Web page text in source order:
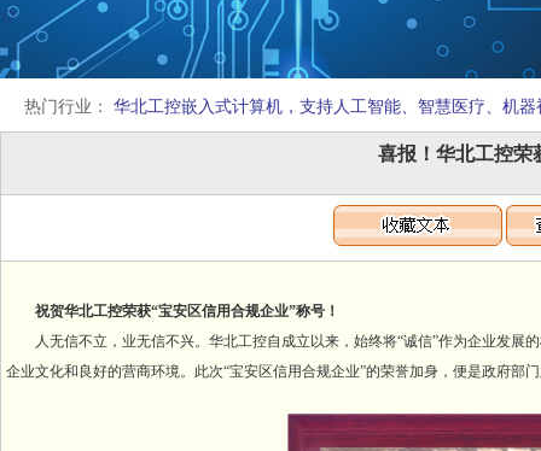
热门行业： 华北工控嵌入式计算机，支持人工智能、智慧医疗、机
喜报！华北工控荣
祝贺华北工控荣获“宝安区信用合规企业”称号！
人无信不立，业无信不兴。华北工控自成立以来，始终将“诚信”作为企业发展
企业文化和良好的营商环境。此次“宝安区信用合规企业”的荣誉加身，便是政府部